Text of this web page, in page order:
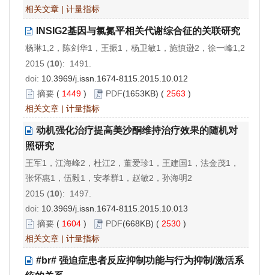
相关文章 | 计量指标
INSIG2基因与氯氮平相关代谢综合征的关联研究
杨琳1,2，陈剑华1，王振1，杨卫敏1，施慎逊2，徐一峰1,2
2015 (10): 1491.
doi: 10.3969/j.issn.1674-8115.2015.10.012
摘要 ( 1449 ) PDF(1653KB) ( 2563 )
相关文章 | 计量指标
动机强化治疗提高美沙酮维持治疗效果的随机对
照研究
王军1，江海峰2，杜江2，董爱珍1，王建国1，法金茂1，
张怀惠1，伍毅1，安孝群1，赵敏2，孙海明2
2015 (10): 1497.
doi: 10.3969/j.issn.1674-8115.2015.10.013
摘要 ( 1604 ) PDF(668KB) ( 2530 )
相关文章 | 计量指标
#br# 强迫症患者反应抑制功能与行为抑制/激活系